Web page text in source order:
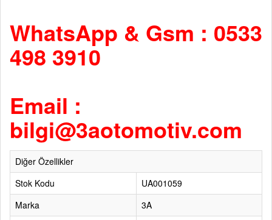
WhatsApp & Gsm : 0533
498 3910
Email :
bilgi@3aotomotiv.com
Diğer Özellikler
Stok Kodu
UA001059
Marka
3A